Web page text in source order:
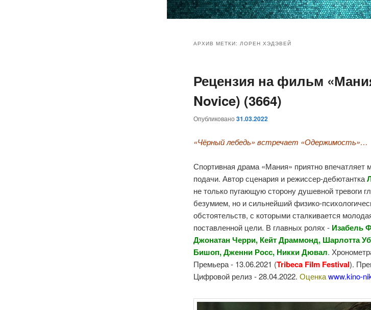
основному
содержимому
дополнительному
содержимому
АРХИВ МЕТКИ: ЛОРЕН ХЭДЭВЕЙ
Рецензия на фильм
Novice) (3664)
Опубликовано31.03.2022
«Чёрный лебедь» встречает «Одержимость»…
Спортивная драма «Мания» приятно
подачи. Автор сценария и режиссер-дебютантка
не только пугающую сторону душевной тревоги
безумием, но и сильнейший физико-
обстоятельств, с которыми сталкивается
поставленной цели. В главных ролях - Изабель
Джонатан Черри, Кейт Драммонд, Шарлотта
Бишоп, Дженни Росс, Никки Дювал.
Премьера - 13.06.2021 (Tribeca Film Festival).
Цифровой релиз - 28.04.2022.Оценкаwww.kino-